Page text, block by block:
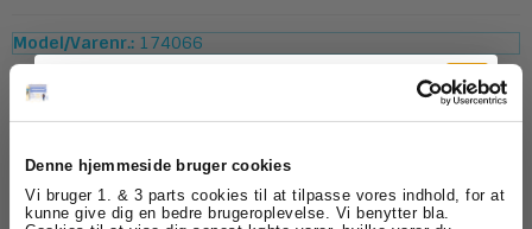
Denne hjemmeside bruger cookies
Vi bruger 1. & 3 parts cookies til at tilpasse vores indhold, for at
kunne give dig en bedre brugeroplevelse. Vi benytter bla.
Model/Varenr.: 174066
Lagerstatus:
Beskrivelse Specifikationer
Tilmeld dig